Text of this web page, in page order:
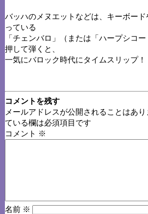
バッハのメヌエットなどは、キーボード
っている
「チェンバロ」（または「ハープシコ
押して弾くと、
一気にバロック時代にタイムスリップ！
コメントを残す
メールアドレスが公開されることはあり
ている欄は必須項目です
コメント ※
名前 ※